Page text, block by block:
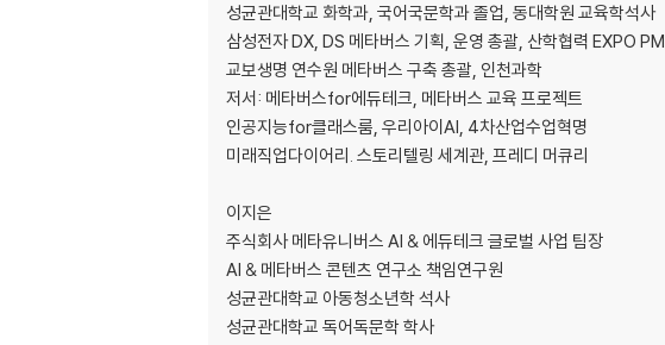
2. 회원가입 후 시작하기
1) 카메라, 마이크 권한 설정
2) 오디오, 비디오 설정
3) 아바타 설정
3. 키보드 작동 방법
2) 오브젝트 상호작용
4. 유용한 기능
1) 화면 공유
2) 미디어 추가
성균관대학교 화학과, 국어국문학과 졸업, 동대학원 교육학석사
삼성전자 DX, DS 메타버스 기획, 운영 총괄, 산학협력 EXPO PM
교보생명 연수원 메타버스 구축 총괄, 인천과학
저서: 메타버스for에듀테크, 메타버스 교육 프로젝트
인공지능for클래스룸, 우리아이AI, 4차산업수업혁명
미래직업다이어리. 스토리텔링 세계관, 프레디 머큐리
이지은
주식회사 메타유니버스 AI & 에듀테크 글로벌 사업 팀장
AI & 메타버스 콘텐츠 연구소 책임연구원
성균관대학교 아동청소년학 석사
성균관대학교 독어독문학 학사